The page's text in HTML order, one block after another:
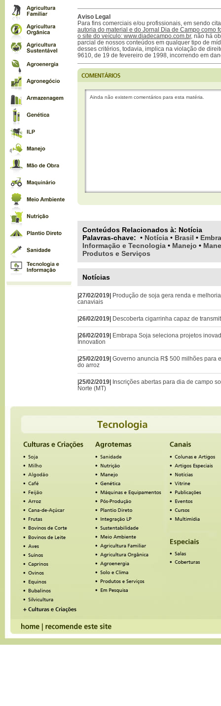
Aviso Legal
Para fins comerciais e/ou profissionais, em sendo
autoria do material e do Jornal Dia de Campo como
o site do veículo: www.diadecampo.com.br, não há
parcial de nossos conteúdos em qualquer tipo de
desses critérios, todavia, implica na violação de
9610, de 19 de fevereiro de 1998, incorrendo em
Ainda não existem comentários para esta matéria.
Conteúdos Relacionados à: Notícia
Palavras-chave: • Notícia • Brasil •
Informação e Tecnologia • Manejo •
Produtos e Serviços
Notícias
|27/02/2019| Produção de soja gera renda e
canaviais
|26/02/2019| Descoberta cigarrinha capaz de
|26/02/2019| Embrapa Soja seleciona projetos
Innovation
|25/02/2019| Governo anuncia R$ 500 milhões para
do arroz
|25/02/2019| Inscrições abertas para dia de campo
Norte (MT)